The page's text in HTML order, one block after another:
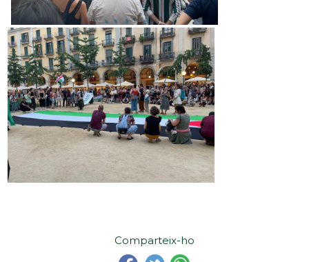
Comparteix-ho